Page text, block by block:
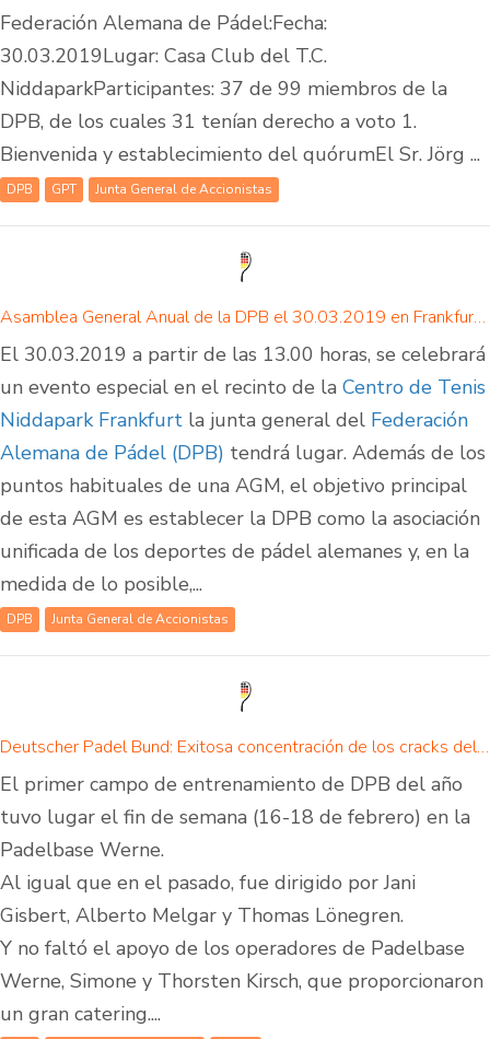
Federación Alemana de Pádel:Fecha:
30.03.2019Lugar: Casa Club del T.C.
NiddaparkParticipantes: 37 de 99 miembros de la
DPB, de los cuales 31 tenían derecho a voto 1.
Bienvenida y establecimiento del quórumEl Sr. Jörg ...
DPB GPT Junta General de Accionistas
Asamblea General Anual de la DPB el 30.03.2019 en Frankfurt - ¡opina ya sobre el futuro del pádel en Alemania!
El 30.03.2019 a partir de las 13.00 horas, se celebrará
un evento especial en el recinto de la Centro de Tenis
Niddapark Frankfurt la junta general del Federación
Alemana de Pádel (DPB) tendrá lugar. Además de los
puntos habituales de una AGM, el objetivo principal
de esta AGM es establecer la DPB como la asociación
unificada de los deportes de pádel alemanes y, en la
medida de lo posible,...
DPB Junta General de Accionistas
Deutscher Padel Bund: Exitosa concentración de los cracks del pádel alemán en Werne
El primer campo de entrenamiento de DPB del año
tuvo lugar el fin de semana (16-18 de febrero) en la
Padelbase Werne.
Al igual que en el pasado, fue dirigido por Jani
Gisbert, Alberto Melgar y Thomas Lönegren.
Y no faltó el apoyo de los operadores de Padelbase
Werne, Simone y Thorsten Kirsch, que proporcionaron
un gran catering....